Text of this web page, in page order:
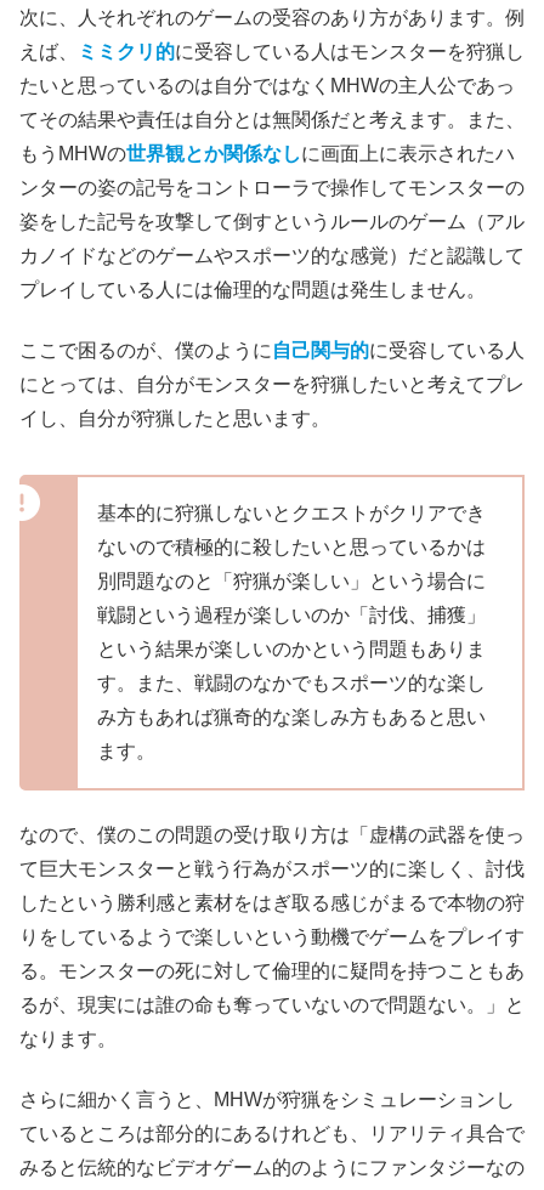
次に、人それぞれのゲームの受容のあり方があります。例
えば、
ミミクリ的に受容している人はモンスターを狩猟し
たいと思っているのは自分ではなくMHWの主人公であっ
てその結果や責任は自分とは無関係だと考えます。また、
もうMHWの世界観とか関係なしに画面上に表示されたハ
ンターの姿の記号をコントローラで操作してモンスターの
姿をした記号を攻撃して倒すというルールのゲーム（アル
カノイドなどのゲームやスポーツ的な感覚）だと認識して
プレイしている人には倫理的な問題は発生しません。
ここで困るのが、僕のように 自己関与的に受容している人
にとっては、自分がモンスターを狩猟したいと考えてプレ
イし、自分が狩猟したと思います。
基本的に狩猟しないとクエストがクリアでき
ないので積極的に殺したいと思っているかは
別問題なのと「狩猟が楽しい」という場合に
戦闘という過程が楽しいのか「討伐、捕獲」
という結果が楽しいのかという問題もありま
す。また、戦闘のなかでもスポーツ的な楽し
み方もあれば猟奇的な楽しみ方もあると思い
ます。
なので、僕のこの問題の受け取り方は「虚構の武器を使っ
て巨大モンスターと戦う行為がスポーツ的に楽しく、討伐
したという勝利感と素材をはぎ取る感じがまるで本物の狩
りをしているようで楽しいという動機でゲームをプレイす
る。モンスターの死に対して倫理的に疑問を持つこともあ
るが、現実には誰の命も奪っていないので問題ない。」と
なります。
さらに細かく言うと、MHWが狩猟をシミュレーションし
ているところは部分的にあるけれども、リアリティ具合で
みると伝統的なビデオゲーム的のようにファンタジーなの